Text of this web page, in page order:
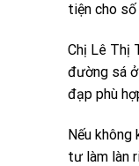
tiện cho số
Chị Lê Thị
đường sá
đạp phù
Nếu
tư làm làn